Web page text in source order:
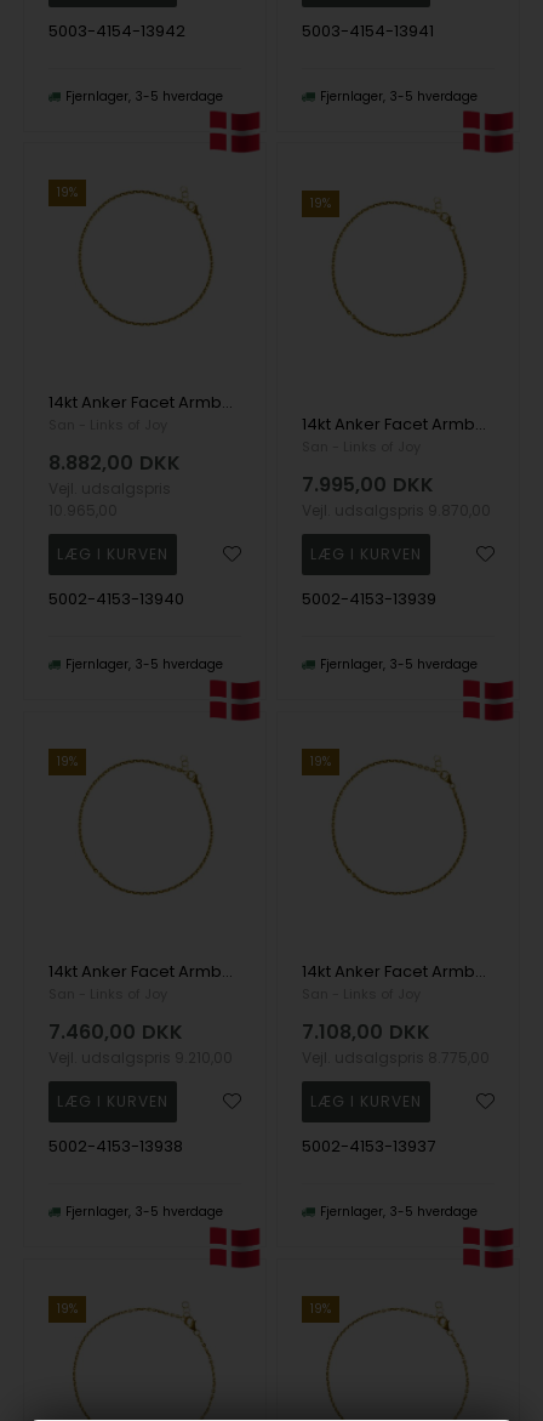
5003-4154-13942
Fjernlager 3-5 hverdage
5003-4154-13941
Fjernlager 3-5 hverdage
19%
14kt Anker Facet Armbånd & Halskæde-udført i 0,5mm tråd og bredde på 1,8mm. 50cm, fra San - Links of Joy
8.882,00 DKK
5002-4153-13940
Fjernlager 3-5 hverdage
19%
14kt Anker Facet Armbånd & Halskæde-udført i 0,5mm tråd og bredde på 1,8mm. 45cm, fra San - Links of Joy
7.995,00 DKK
5002-4153-13939
Fjernlager 3-5 hverdage
19%
14kt Anker Facet Armbånd & Halskæde-udført i 0,5mm tråd og bredde på 1,8mm. 42cm, fra San - Links of Joy
7.460,00 DKK
5002-4153-13938
Fjernlager 3-5 hverdage
19%
14kt Anker Facet Armbånd & Halskæde-udført i 0,5mm tråd og bredde på 1,8mm. 40cm, fra San - Links of Joy
7.108,00 DKK
5002-4153-13937
Fjernlager 3-5 hverdage
19% 19%